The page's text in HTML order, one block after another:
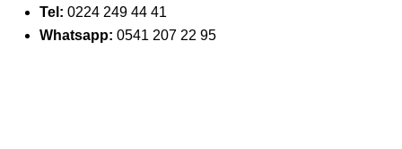
Tel: 0224 249 44 41
Whatsapp: 0541 207 22 95